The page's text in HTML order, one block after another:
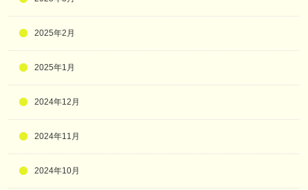
2025年2月
2025年1月
2024年12月
2024年11月
2024年10月